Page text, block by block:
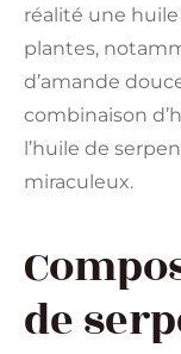
réalité une
plantes,
d’amande
combinaison
l’huile de
miraculeux.
de